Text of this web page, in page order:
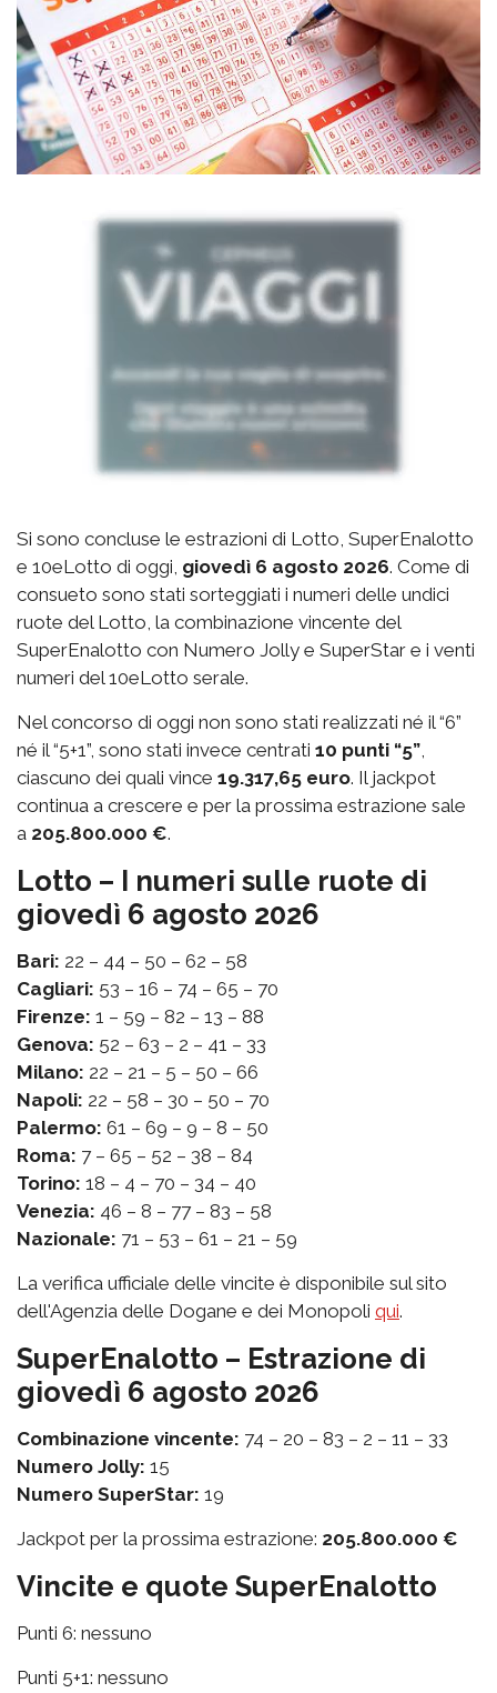
Si sono concluse le estrazioni di Lotto, SuperEnalotto
e 10eLotto di oggi, giovedì 6 agosto 2026. Come di
consueto sono stati sorteggiati i numeri delle undici
ruote del Lotto, la combinazione vincente del
SuperEnalotto con Numero Jolly e SuperStar e i venti
numeri del 10eLotto serale.
Nel concorso di oggi non sono stati realizzati né il “6”
né il “5+1”, sono stati invece centrati 10 punti “5”,
ciascuno dei quali vince 19.317,65 euro. Il jackpot
continua a crescere e per la prossima estrazione sale
a 205.800.000 €.
Lotto – I numeri sulle ruote di
giovedì 6 agosto 2026
Bari: 22 – 44 – 50 – 62 – 58
Cagliari: 53 – 16 – 74 – 65 – 70
Firenze: 1 – 59 – 82 – 13 – 88
Genova: 52 – 63 – 2 – 41 – 33
Milano: 22 – 21 – 5 – 50 – 66
Napoli: 22 – 58 – 30 – 50 – 70
Palermo: 61 – 69 – 9 – 8 – 50
Roma: 7 – 65 – 52 – 38 – 84
Torino: 18 – 4 – 70 – 34 – 40
Venezia: 46 – 8 – 77 – 83 – 58
Nazionale: 71 – 53 – 61 – 21 – 59
La verifica ufficiale delle vincite è disponibile sul sito
dell'Agenzia delle Dogane e dei Monopoli qui.
SuperEnalotto – Estrazione di
giovedì 6 agosto 2026
Combinazione vincente: 74 – 20 – 83 – 2 – 11 – 33
Numero Jolly: 15
Numero SuperStar: 19
Jackpot per la prossima estrazione: 205.800.000 €
Vincite e quote SuperEnalotto
Punti 6: nessuno
Punti 5+1: nessuno